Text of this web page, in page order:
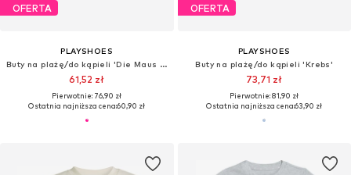
OFERTA
PLAYSHOES
Buty na plażę/do kąpieli 'Die Maus Freunde'
61,52 zł
Pierwotnie: 76,90 zł
Ostatnia najniższa cena:60,90 zł
OFERTA
PLAYSHOES
Buty na plażę/do kąpieli 'Krebs'
73,71 zł
Pierwotnie: 81,90 zł
Ostatnia najniższa cena:63,90 zł